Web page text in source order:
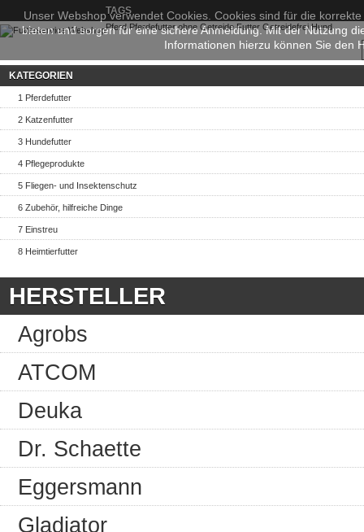
TAGS
Pferd Pferdefutter ohne Getreide Futter Getreidefrei Hund
KATEGORIEN
1 Pferdefutter
2 Katzenfutter
3 Hundefutter
4 Pflegeprodukte
5 Fliegen- und Insektenschutz
6 Zubehör, hilfreiche Dinge
7 Einstreu
8 Heimtierfutter
HERSTELLER
Agrobs
ATCOM
Deuka
Dr. Schaette
Eggersmann
Gladiator
Unser Webshop verwendet Cookies. Cookies sind für die
bieten und sorgen für eine sichere Anmeldung. Mit der Nutzung
Informationen hierzu können Sie den